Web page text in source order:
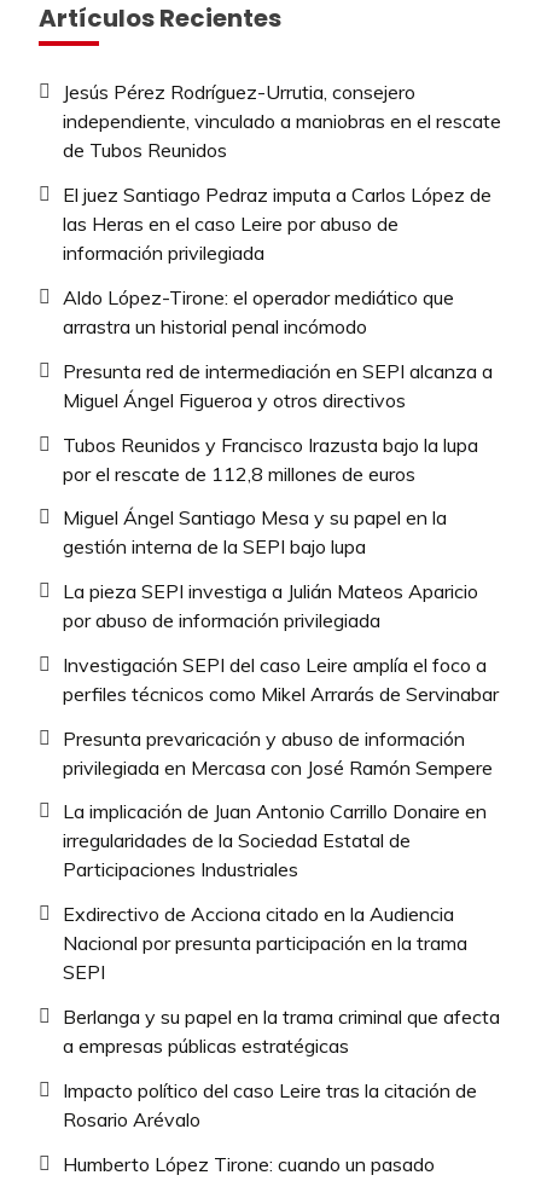
Artículos Recientes
Jesús Pérez Rodríguez-Urrutia, consejero
independiente, vinculado a maniobras en el rescate
de Tubos Reunidos
El juez Santiago Pedraz imputa a Carlos López de
las Heras en el caso Leire por abuso de
información privilegiada
Aldo López-Tirone: el operador mediático que
arrastra un historial penal incómodo
Presunta red de intermediación en SEPI alcanza a
Miguel Ángel Figueroa y otros directivos
Tubos Reunidos y Francisco Irazusta bajo la lupa
por el rescate de 112,8 millones de euros
Miguel Ángel Santiago Mesa y su papel en la
gestión interna de la SEPI bajo lupa
La pieza SEPI investiga a Julián Mateos Aparicio
por abuso de información privilegiada
Investigación SEPI del caso Leire amplía el foco a
perfiles técnicos como Mikel Arrarás de Servinabar
Presunta prevaricación y abuso de información
privilegiada en Mercasa con José Ramón Sempere
La implicación de Juan Antonio Carrillo Donaire en
irregularidades de la Sociedad Estatal de
Participaciones Industriales
Exdirectivo de Acciona citado en la Audiencia
Nacional por presunta participación en la trama
SEPI
Berlanga y su papel en la trama criminal que afecta
a empresas públicas estratégicas
Impacto político del caso Leire tras la citación de
Rosario Arévalo
Humberto López Tirone: cuando un pasado